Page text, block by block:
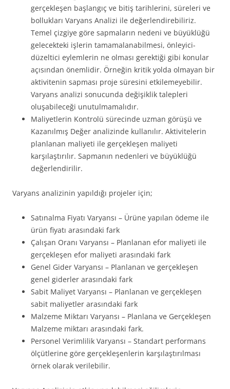
gerçekleşen başlangıç ve bitiş tarihlerini, süreleri ve
bollukları Varyans Analizi ile değerlendirebiliriz.
Temel çizgiye göre sapmaların nedeni ve büyüklüğü
gelecekteki işlerin tamamalanabilmesi, önleyici-
düzeltici eylemlerin ne olması gerektiği gibi konular
açısından önemlidir. Örneğin kritik yolda olmayan bir
aktivitenin sapması proje süresini etkilemeyebilir.
Varyans analizi sonucunda değişiklik talepleri
oluşabileceği unutulmamalıdır.
Maliyetlerin Kontrolü sürecinde uzman görüşü ve
Kazanılmış Değer analizinde kullanılır. Aktivitelerin
planlanan maliyeti ile gerçekleşen maliyeti
karşılaştırılır. Sapmanın nedenleri ve büyüklüğü
değerlendirilir.
Varyans analizinin yapıldığı projeler için;
Satınalma Fiyatı Varyansı – Ürüne yapılan ödeme ile
ürün fiyatı arasındaki fark
Çalışan Oranı Varyansı – Planlanan efor maliyeti ile
gerçekleşen efor maliyeti arasındaki fark
Genel Gider Varyansı – Planlanan ve gerçekleşen
genel giderler arasındaki fark
Sabit Maliyet Varyansı – Planlanan ve gerçekleşen
sabit maliyetler arasındaki fark
Malzeme Miktarı Varyansı – Planlana ve Gerçekleşen
Malzeme miktarı arasındaki fark.
Personel Verimlilik Varyansı – Standart performans
ölçütlerine göre gerçekleşenlerin karşılaştırılması
örnek olarak verilebilir.